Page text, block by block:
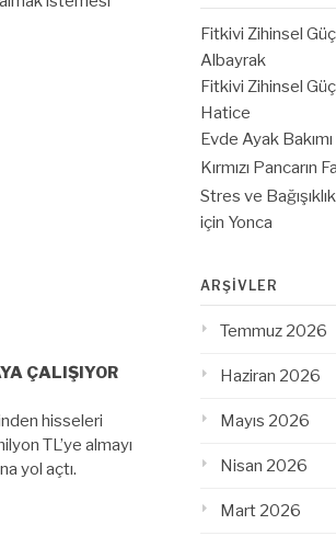
ÇALIŞIYOR
hisseleri
TL’ye almayı
yol açtı.
Fitkivi Zihinsel
Albayrak
Fitkivi Zihinsel
Hatice
Evde Ayak Bakımı
Kırmızı Pancarın
Stres ve
için Yonca
ARŞIVLER
Temmuz 2026
Haziran 2026
Mayıs 2026
Nisan 2026
Mart 2026